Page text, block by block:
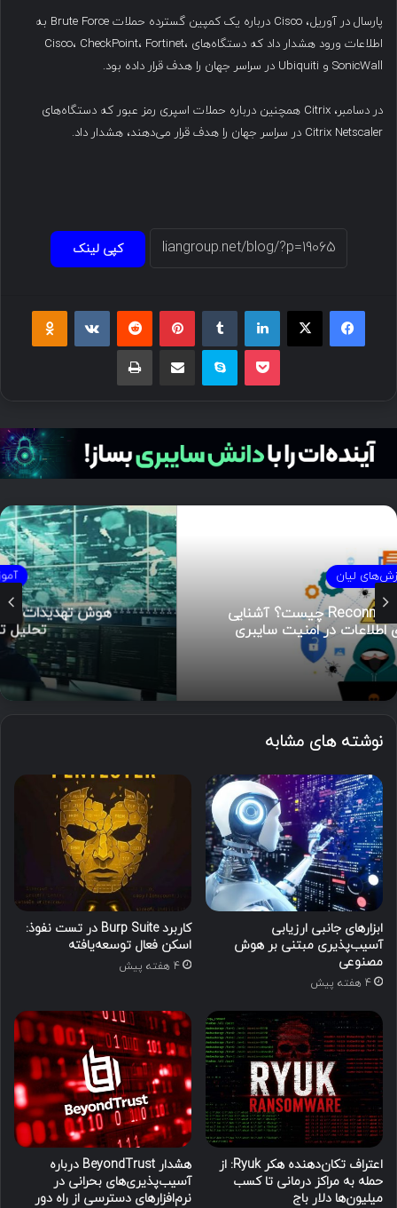
پارسال در آوریل، Cisco درباره یک کمپین گسترده حملات Brute Force به
اطلاعات ورود هشدار داد که دستگاه‌های Cisco، CheckPoint، Fortinet،
SonicWall و Ubiquiti در سراسر جهان را هدف قرار داده بود.
در دسامبر، Citrix همچنین درباره حملات اسپری رمز عبور که دستگاه‌های
Citrix Netscaler در سراسر جهان را هدف قرار می‌دهند، هشدار داد.
کپی لینک
فیسبوک ایکس لینکداین پینتریست
پاکت اسکایپ چاپ
آموزش‌های لیان
هوش تهدیدات سایبری (CTI)؛ راهنمای جامع از
تحلیل تا مدیریت رخداد
نوشته های مشابه
ابزارهای جانبی ارزیابی
آسیب‌پذیری مبتنی بر هوش
مصنوعی
4 هفته پیش
کاربرد Burp Suite در تست نفوذ:
اسکن فعال توسعه‌یافته
4 هفته پیش
اعتراف تکان‌دهنده هکر Ryuk: از
حمله به مراکز درمانی تا کسب
میلیون‌ها دلار باج
هشدار BeyondTrust درباره
آسیب‌پذیری‌های بحرانی در
نرم‌افزارهای دسترسی از راه دور